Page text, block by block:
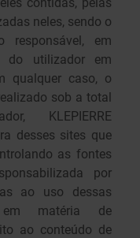
neles, sendo o
responsável, em
do utilizador em
qualquer caso, o
sob a total
KLEPIERRE
desses sites que
as fontes
por
ao uso dessas
em matéria de
ao conteúdo de